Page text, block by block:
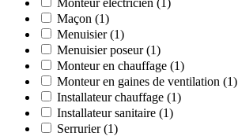
Maçon (1)
Menuisier (1)
Menuisier poseur (1)
Monteur en chauffage (1)
Monteur en gaines de ventilation (1)
Installateur chauffage (1)
Installateur sanitaire (1)
Serrurier (1)